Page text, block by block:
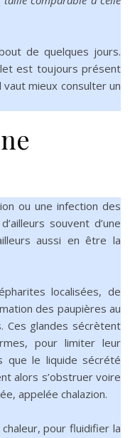
de quelques jours.
est toujours présent
mieux consulter un
ou une infection des
souvent d’une
aussi en être la
localisées, de
des paupières au
Ces glandes sécrètent
pour limiter leur
que le liquide sécrété
alors s’obstruer voire
appelée chalazion.
pour fluidifier la